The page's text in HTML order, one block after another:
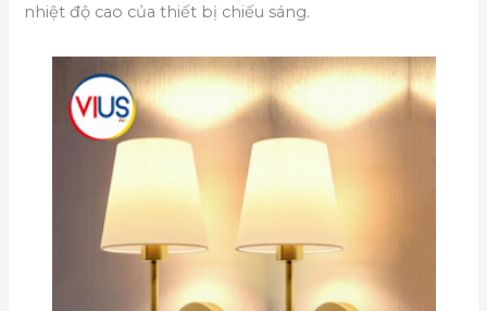
nhiệt độ cao của thiết bị chiếu sáng.